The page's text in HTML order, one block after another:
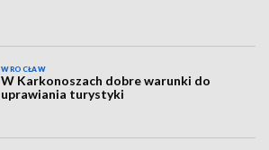
WROCŁAW
W Karkonoszach dobre warunki do
uprawiania turystyki